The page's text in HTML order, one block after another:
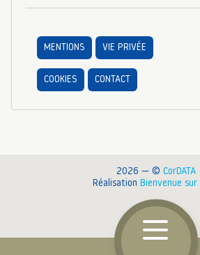
MENTIONS VIE PRIVÉE
COOKIES CONTACT
2026 — © CorDATA
Réalisation Bienvenue sur